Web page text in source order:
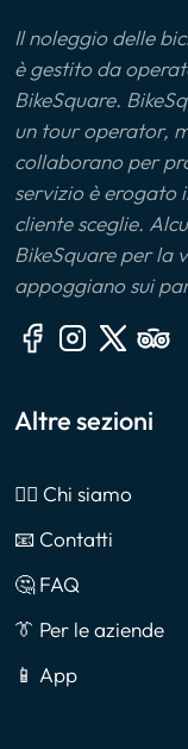
Il noleggio delle
è gestito da
BikeSquare.
un tour operator,
collaborano per
servizio è erogato
cliente sceglie.
BikeSquare per la
appoggiano sui
Altre sezioni
🙎‍♂️ Chi siamo
📧 Contatti
🤔 FAQ
👔 Per le aziende
📱 App